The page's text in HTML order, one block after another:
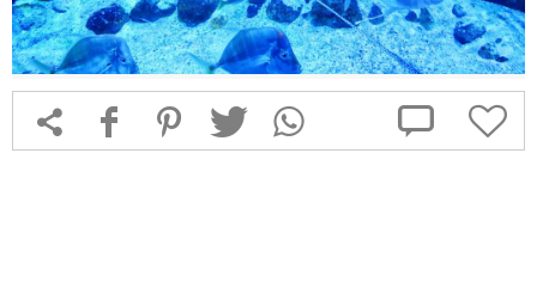
 f 1 T  